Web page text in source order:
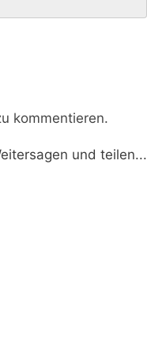
kommentieren.
und teilen...